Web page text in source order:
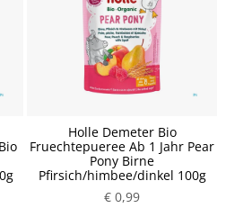
Holle Demeter Bio
Fruechtepueree Ab 1 Jahr Pear
Pony Birne
Pfirsich/himbee/dinkel 100g
€ 0,99